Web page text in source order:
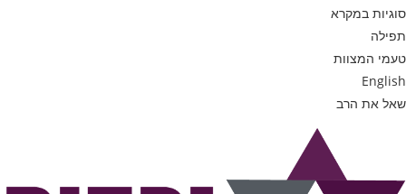
סוגיות במקרא
תפילה
טעמי המצוות
English
שאל את הרב